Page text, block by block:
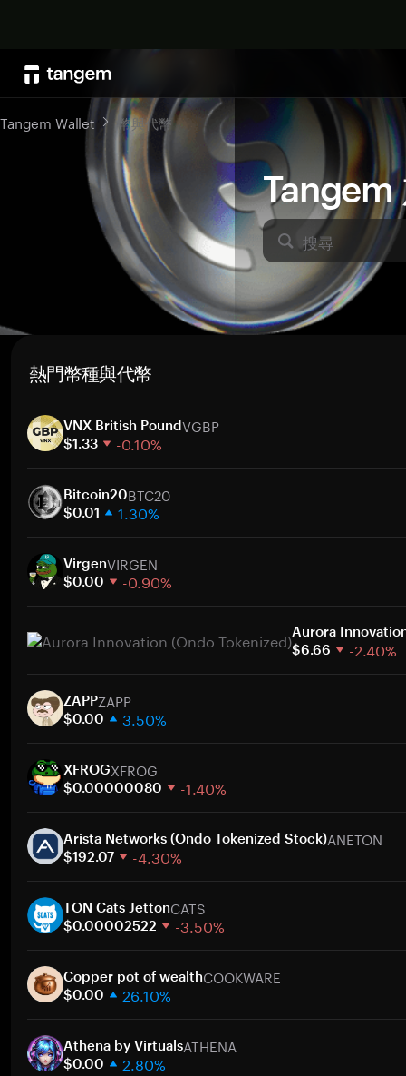
Tangem
搜尋
Tangem Wallet 幣與代幣
熱門幣種與代幣
VNX British PoundVGBP
$1.33 -0.10%
30 天
市值
Bitcoin20BTC20
$0.01 1.30%
30 天
市值
VirgenVIRGEN
$0.00 -0.90%
30 天
市值
Aurora
$6.66
-2.40%
30 天
市值
ZAPPZAPP
$0.00 3.50%
30 天
市值
XFROGXFROG
$0.00000080 -1.40%
30 天
市值
Arista Networks (Ondo Tokenized Stock)ANETON
$192.07 -4.30%
30 天
市值
TON Cats JettonCATS
$0.00002522 -3.50%
30 天
市值
Copper pot of wealthCOOKWARE
$0.00 26.10%
30 天
市值
Athena by VirtualsATHENA
$0.00 2.80%